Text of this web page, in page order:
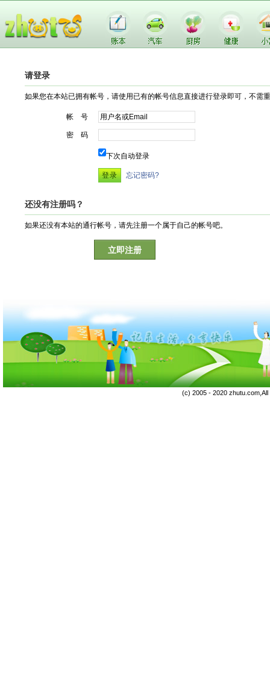
请登录
如果您在本站已拥有帐号，请使用已有的帐号信息直接进行登录即可，不需
帐 号
密 码
下次自动登录
忘记密码?
还没有注册吗？
如果还没有本站的通行帐号，请先注册一个属于自己的帐号吧。
立即注册
(c) 2005 - 2020